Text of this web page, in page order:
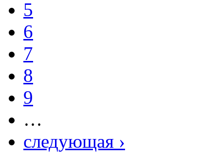
5
6
7
8
9
…
следующая ›